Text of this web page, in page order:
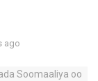
ago